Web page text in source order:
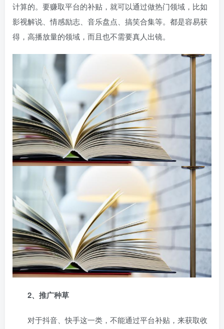
计算的。要赚取平台的补贴，就可以通过做热门领域，比如
影视解说、情感励志、音乐盘点、搞笑合集等。都是容易获
得，高播放量的领域，而且也不需要真人出镜。
2、推广种草
对于抖音、快手这一类，不能通过平台补贴，来获取收